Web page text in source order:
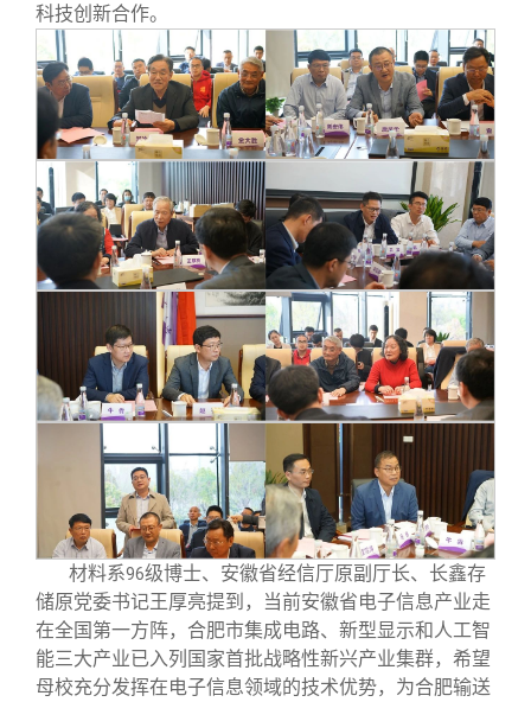
科技创新合作。
材料系96级博士、安徽省经信厅原副厅长、长鑫存
储原党委书记王厚亮提到，当前安徽省电子信息产业走
在全国第一方阵，合肥市集成电路、新型显示和人工智
能三大产业已入列国家首批战略性新兴产业集群，希望
母校充分发挥在电子信息领域的技术优势，为合肥输送